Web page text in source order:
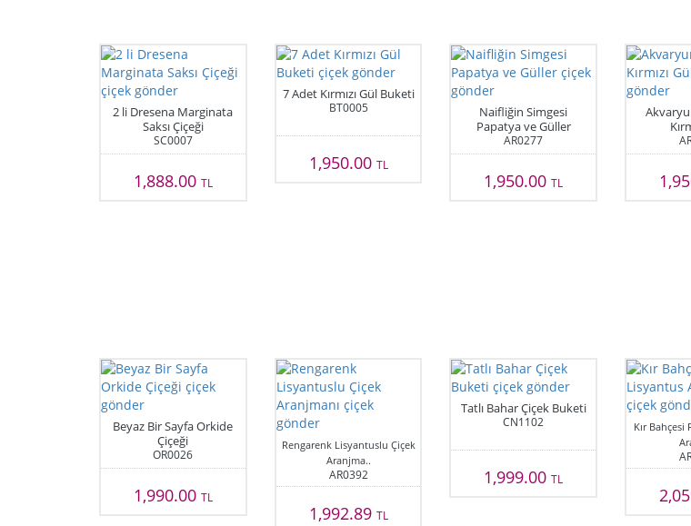
2 li Dresena Marginata
Saksı Çiçeği
SC0007
1,888.00 TL
7 Adet Kırmızı Gül Buketi
BT0005
1,950.00 TL
Naifliğin Simgesi
Papatya ve Güller
AR0277
1,950.00TL
Beyaz Bir Sayfa Orkide
Çiçeği
OR0026
1,990.00 TL
Rengarenk Lisyantuslu Çiçek
Aranjma..
AR0392
1,992.89 TL
Tatlı Bahar Çiçek Buketi
CN1102
1,999.00TL
Kır